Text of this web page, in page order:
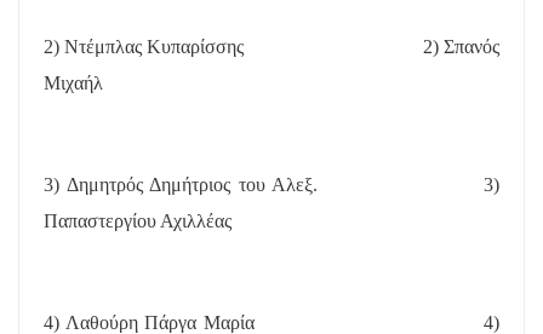
2) Ντέμπλας Κυπαρίσσης
2) Σπανός
Μιχαήλ
3) Δημητρός Δημήτριος του Αλεξ.
3)
Παπαστεργίου Αχιλλέας
4) Λαθούρη Πάργα Μαρία
4)